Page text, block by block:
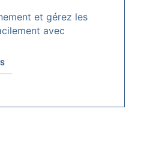
et gérez les
avec